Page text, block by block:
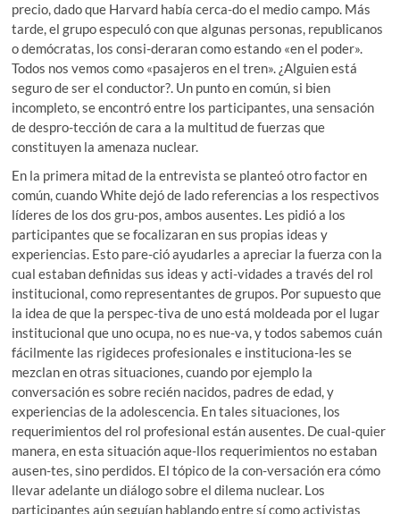
precio, dado que Harvard había cerca-do el medio campo. Más
tarde, el grupo especuló con que algunas personas, republicanos
o demócratas, los consi-deraran como estando «en el poder».
Todos nos vemos como «pasajeros en el tren». ¿Alguien está
seguro de ser el conductor?. Un punto en común, si bien
incompleto, se encontró entre los participantes, una sensación
de despro-tección de cara a la multitud de fuerzas que
constituyen la amenaza nuclear.
En la primera mitad de la entrevista se planteó otro factor en
común, cuando White dejó de lado referencias a los respectivos
líderes de los dos gru-pos, ambos ausentes. Les pidió a los
participantes que se focalizaran en sus propias ideas y
experiencias. Esto pare-ció ayudarles a apreciar la fuerza con la
cual estaban definidas sus ideas y acti-vidades a través del rol
institucional, como representantes de grupos. Por supuesto que
la idea de que la perspec-tiva de uno está moldeada por el lugar
institucional que uno ocupa, no es nue-va, y todos sabemos cuán
fácilmente las rigideces profesionales e instituciona-les se
mezclan en otras situaciones, cuando por ejemplo la
conversación es sobre recién nacidos, padres de edad, y
experiencias de la adolescencia. En tales situaciones, los
requerimientos del rol profesional están ausentes. De cual-quier
manera, en esta situación aque-llos requerimientos no estaban
ausen-tes, sino perdidos. El tópico de la con-versación era cómo
llevar adelante un diálogo sobre el dilema nuclear. Los
participantes aún seguían hablando entre sí como activistas